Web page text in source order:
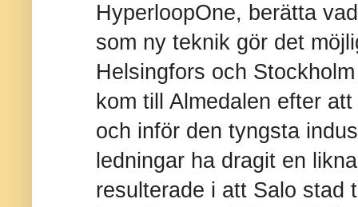
HyperloopOne, berätta
som ny teknik gör det
Helsingfors och
kom till Almedalen efter
och inför den tyngsta
ledningar ha dragit en
resulterade i att Salo stad